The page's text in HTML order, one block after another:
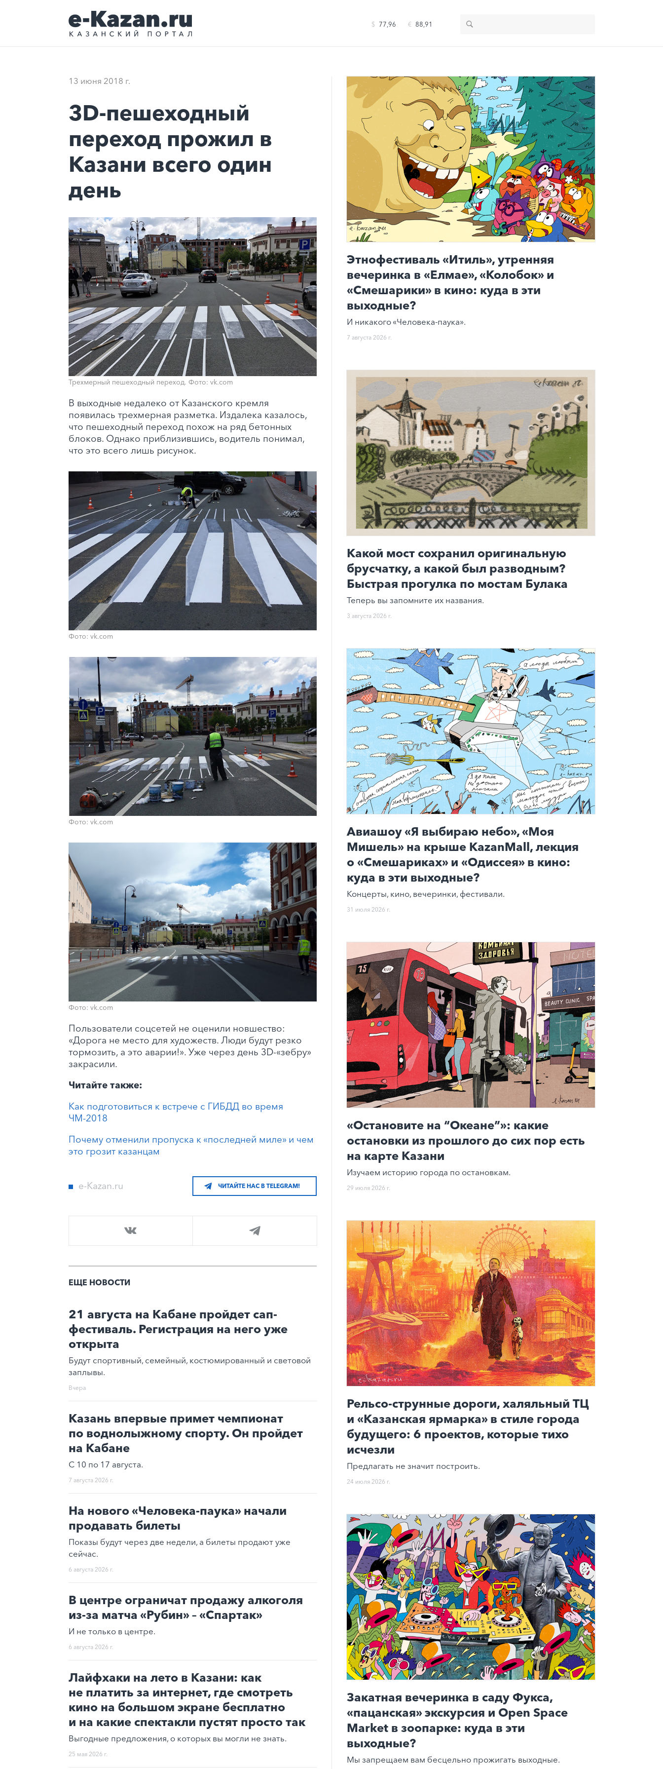
$ 77,96 € 88,91
13 июня 2018 г.
3D-пешеходный
переход прожил в
Казани всего один
день
Трехмерный пешеходный переход. Фото: vk.com
В выходные недалеко от Казанского кремля
появилась трехмерная разметка. Издалека казалось,
что пешеходный переход похож на ряд бетонных
блоков. Однако приблизившись, водитель понимал,
что это всего лишь рисунок.
Фото: vk.com
Фото: vk.com
Фото: vk.com
Пользователи соцсетей не оценили новшество:
«Дорога не место для художеств. Люди будут резко
тормозить, а это аварии!». Уже через день 3D-«зебру»
закрасили.
Читайте также:
Как подготовиться к встрече с ГИБДД во время
ЧМ-2018
Почему отменили пропуска к «последней миле» и чем
это грозит казанцам
e-Kazan.ru ЧИТАЙТЕ НАС В TELEGRAM!
ЕЩЕ НОВОСТИ
21 августа на Кабане пройдет сап-
фестиваль. Регистрация на него уже
открыта
Будут спортивный, семейный, костюмированный и световой
заплывы.
Вчера
Казань впервые примет чемпионат
по воднолыжному спорту. Он пройдет
на Кабане
С 10 по 17 августа.
7 августа 2026 г.
На нового «Человека-паука» начали
продавать билеты
Показы будут через две недели, а билеты продают уже
сейчас.
6 августа 2026 г.
В центре ограничат продажу алкоголя
из-за матча «Рубин» – «Спартак»
И не только в центре.
6 августа 2026 г.
Лайфхаки на лето в Казани: как
не платить за интернет, где смотреть
кино на большом экране бесплатно
и на какие спектакли пустят просто так
Выгодные предложения, о которых вы могли не знать.
25 мая 2026 г.
Этнофестиваль «Итиль», утренняя
вечеринка в «Елмае», «Колобок» и
«Смешарики» в кино: куда в эти
выходные?
И никакого «Человека-паука».
7 августа 2026 г.
Какой мост сохранил оригинальную
брусчатку, а какой был разводным?
Быстрая прогулка по мостам Булака
Теперь вы запомните их названия.
3 августа 2026 г.
Авиашоу «Я выбираю небо», «Моя
Мишель» на крыше KazanMall, лекция
о «Смешариках» и «Одиссея» в кино:
куда в эти выходные?
Концерты, кино, вечеринки, фестивали.
31 июля 2026 г.
«Остановите на “Океане”»: какие
остановки из прошлого до сих пор есть
на карте Казани
Изучаем историю города по остановкам.
29 июля 2026 г.
Рельсо-струнные дороги, халяльный ТЦ
и «Казанская ярмарка» в стиле города
будущего: 6 проектов, которые тихо
исчезли
Предлагать не значит построить.
24 июля 2026 г.
Закатная вечеринка в саду Фукса,
«пацанская» экскурсия и Open Space
Market в зоопарке: куда в эти
выходные?
Мы запрещаем вам бесцельно прожигать выходные.